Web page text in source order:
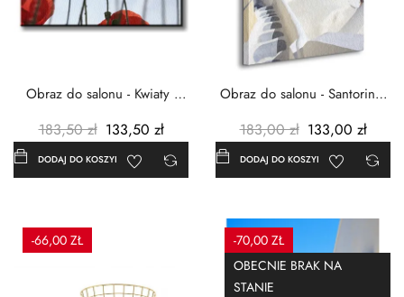
Obraz do salonu - Kwiaty -
183,50 zł 133,50 zł
DODAJ DO KOSZYKA
Obraz do salonu - Santorini -
183,00 zł 133,00 zł
DODAJ DO KOSZYKA
-66,00 ZŁ
-70,00 ZŁ
OBECNIE BRAK NA
STANIE